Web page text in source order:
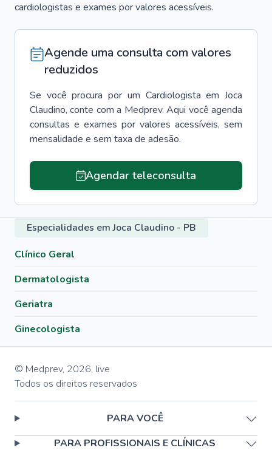
cardiologistas e exames por valores acessíveis.
Agende uma consulta com valores
reduzidos
Se você procura por um Cardiologista em Joca
Claudino, conte com a Medprev. Aqui você agenda
consultas e exames por valores acessíveis, sem
mensalidade e sem taxa de adesão.
Agendar teleconsulta
Especialidades em Joca Claudino - PB
Clínico Geral
Dermatologista
Geriatra
Ginecologista
© Medprev, 2026, live
Todos os direitos reservados
PARA VOCÊ
PARA PROFISSIONAIS E CLÍNICAS